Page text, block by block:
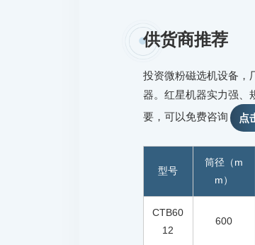
供货商推荐
投资微粉磁选机设备
器。红星机器实力强、
要，可以免费咨询
点
型号
筒径（m
m）
CTB60
12
600